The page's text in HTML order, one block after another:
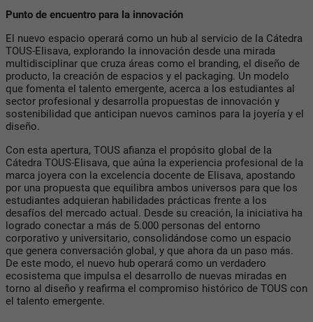
Punto de encuentro para la innovación
El nuevo espacio operará como un hub al servicio de la Cátedra
TOUS-Elisava, explorando la innovación desde una mirada
multidisciplinar que cruza áreas como el branding, el diseño de
producto, la creación de espacios y el packaging. Un modelo
que fomenta el talento emergente, acerca a los estudiantes al
sector profesional y desarrolla propuestas de innovación y
sostenibilidad que anticipan nuevos caminos para la joyería y el
diseño.
Con esta apertura, TOUS afianza el propósito global de la
Cátedra TOUS-Elisava, que aúna la experiencia profesional de la
marca joyera con la excelencia docente de Elisava, apostando
por una propuesta que equilibra ambos universos para que los
estudiantes adquieran habilidades prácticas frente a los
desafíos del mercado actual. Desde su creación, la iniciativa ha
logrado conectar a más de 5.000 personas del entorno
corporativo y universitario, consolidándose como un espacio
que genera conversación global, y que ahora da un paso más.
De este modo, el nuevo hub operará como un verdadero
ecosistema que impulsa el desarrollo de nuevas miradas en
torno al diseño y reafirma el compromiso histórico de TOUS con
el talento emergente.